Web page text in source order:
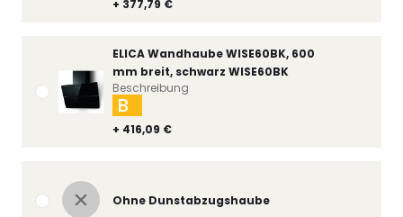
+ 377,79 €
ELICA Wandhaube WISE60BK, 600
mm breit, schwarz WISE60BK
+ 416,09 €
B
Beschreibung
Ohne Dunstabzugshaube